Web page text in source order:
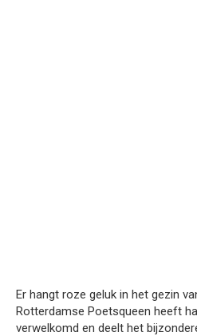
Er hangt roze geluk in het gezin
Rotterdamse Poetsqueen heeft
verwelkomd en deelt het